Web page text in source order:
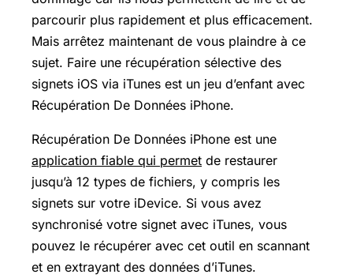
parcourir plus rapidement et plus efficacement.
Mais arrêtez maintenant de vous plaindre à ce
sujet. Faire une récupération sélective des
signets iOS via iTunes est un jeu d’enfant avec
Récupération De Données iPhone.
Récupération De Données iPhone est une
application fiable qui permet de restaurer
jusqu’à 12 types de fichiers, y compris les
signets sur votre iDevice. Si vous avez
synchronisé votre signet avec iTunes, vous
pouvez le récupérer avec cet outil en scannant
et en extrayant des données d’iTunes.